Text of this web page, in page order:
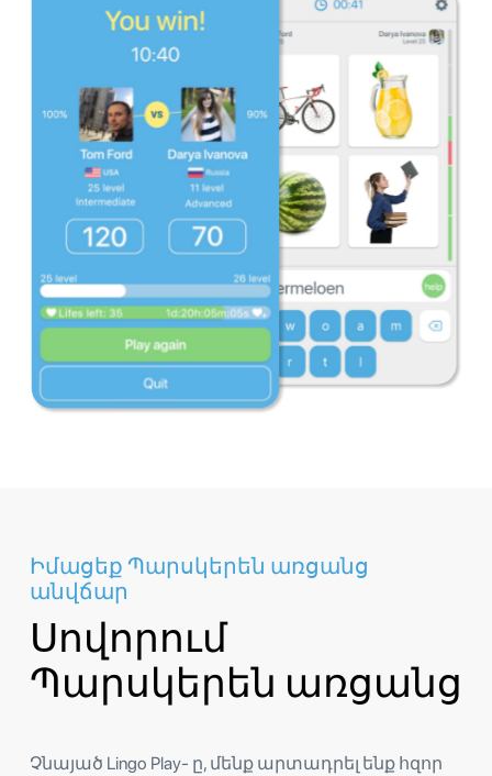
Իմացեք Պարսկերեն առցանց
անվճար
Սովորում
Պարսկերեն առցանց
Չնայած Lingo Play- ը, մենք արտադրել ենք հզոր